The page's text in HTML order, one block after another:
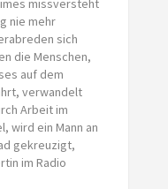
missversteht
nie mehr
sich
die Menschen,
auf dem
verwandelt
Arbeit im
wird ein Mann an
gekreuzigt,
im Radio